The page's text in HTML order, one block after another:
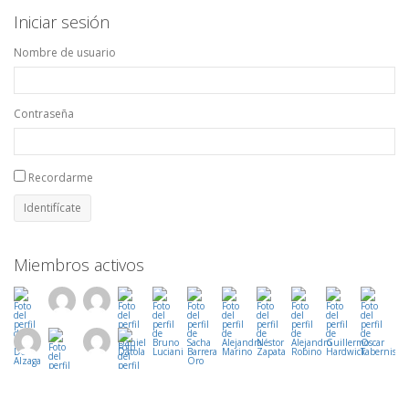
Iniciar sesión
Nombre de usuario
Contraseña
Recordarme
Miembros activos